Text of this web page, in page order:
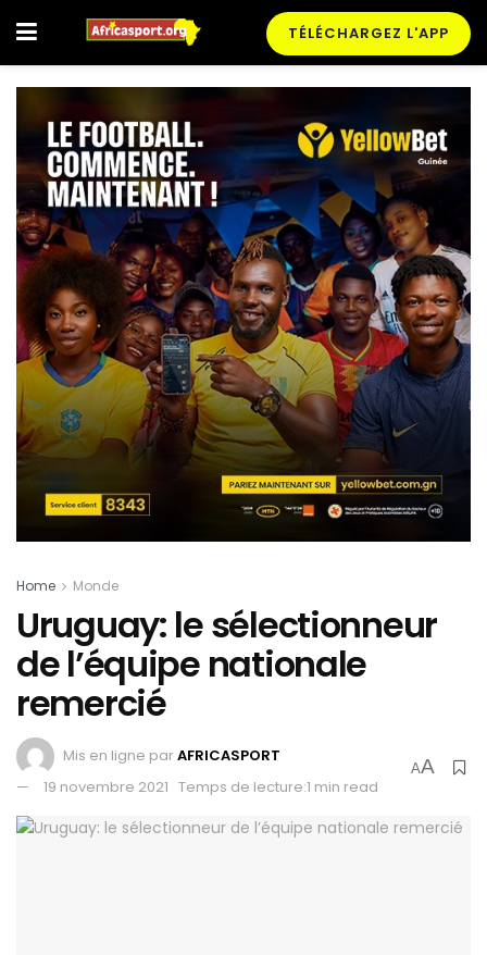
TÉLÉCHARGEZ L'APP
Home Monde
Uruguay: le sélectionneur
de l’équipe nationale
remercié
Mis en ligne parAFRICASPORT
19 novembre 2021 Temps de lecture:1 min read
AA